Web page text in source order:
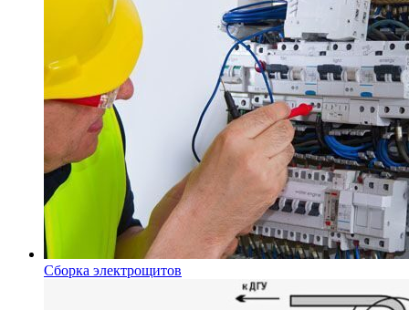
Сборка электрощитов